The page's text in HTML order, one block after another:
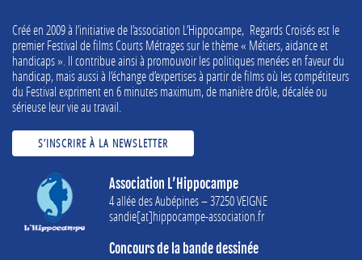
Créé en 2009 à l’initiative de l’association L’Hippocampe, Regards Croisés est le
premier Festival de films Courts Métrages sur le thème « Métiers, aidance et
handicaps ». Il contribue ainsi à promouvoir les politiques menées en faveur du
handicap, mais aussi à l’échange d’expertises à partir de films où les compétiteurs
du Festival expriment en 6 minutes maximum, de manière drôle, décalée ou
sérieuse leur vie au travail.
S’INSCRIRE À LA NEWSLETTER
Association L’Hippocampe
4 allée des Aubépines – 37250 VEIGNE
sandie[at]hippocampe-association.fr
Concours de la bande dessinée